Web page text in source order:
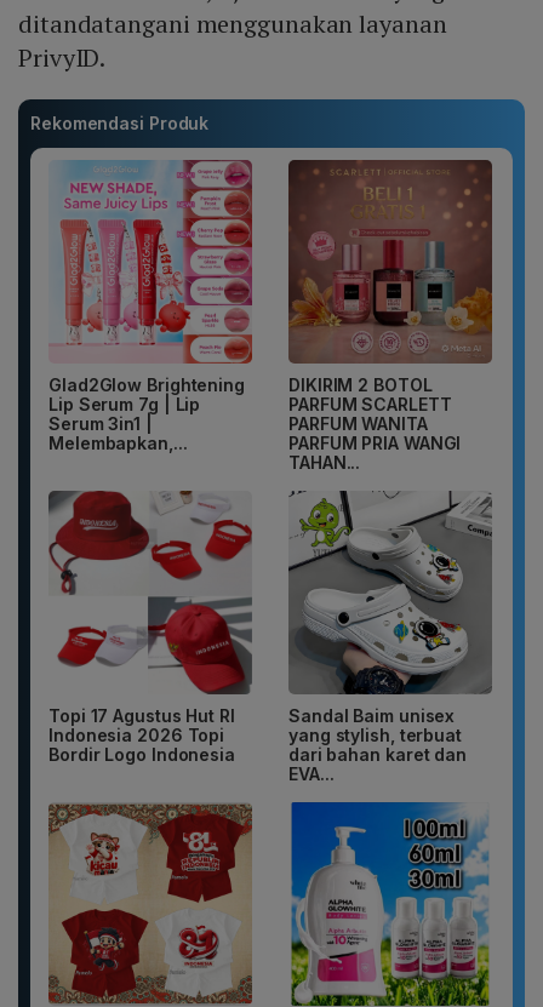
ditandatangani menggunakan layanan
PrivyID.
Rekomendasi Produk
Glad2Glow Brightening
Lip Serum 7g | Lip
Serum 3in1 |
Melembapkan,...
DIKIRIM 2 BOTOL
PARFUM SCARLETT
PARFUM WANITA
PARFUM PRIA WANGI
TAHAN...
Topi 17 Agustus Hut RI
Indonesia 2026 Topi
Bordir Logo Indonesia
Sandal Baim unisex
yang stylish, terbuat
dari bahan karet dan
EVA...